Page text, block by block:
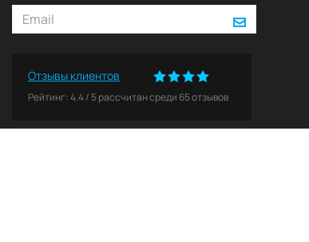
Отзывы клиентов
Рейтинг:4.4/ 5рассчитан среди 65отзывов